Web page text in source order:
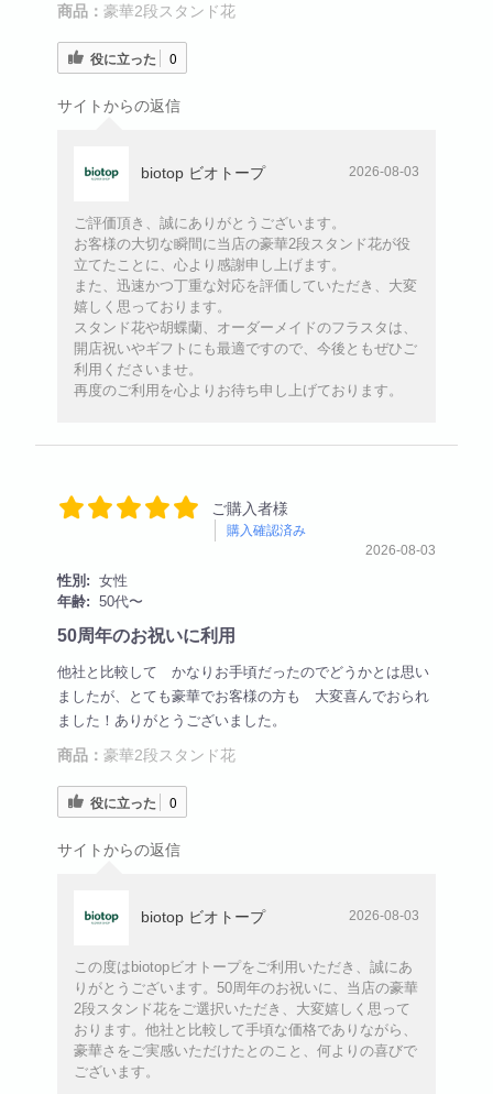
商品：豪華2段スタンド花
役に立った 0
サイトからの返信
biotop ビオトープ 2026-08-03
ご評価頂き、誠にありがとうございます。
お客様の大切な瞬間に当店の豪華2段スタンド花が役
立てたことに、心より感謝申し上げます。
また、迅速かつ丁重な対応を評価していただき、大変
嬉しく思っております。
スタンド花や胡蝶蘭、オーダーメイドのフラスタは、
開店祝いやギフトにも最適ですので、今後ともぜひご
利用くださいませ。
再度のご利用を心よりお待ち申し上げております。
ご購入者様
購入確認済み
2026-08-03
性別: 女性
年齢: 50代〜
50周年のお祝いに利用
他社と比較して かなりお手頃だったのでどうかとは思い
ましたが、とても豪華でお客様の方も 大変喜んでおられ
ました！ありがとうございました。
商品：豪華2段スタンド花
役に立った 0
サイトからの返信
biotop ビオトープ 2026-08-03
この度はbiotopビオトープをご利用いただき、誠にあ
りがとうございます。50周年のお祝いに、当店の豪華
2段スタンド花をご選択いただき、大変嬉しく思って
おります。他社と比較して手頃な価格でありながら、
豪華さをご実感いただけたとのこと、何よりの喜びで
ございます。